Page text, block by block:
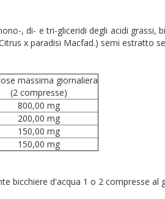
, di- e tri-gliceridi degli acidi
x paradisi Macfad.) semi estratto
massima giornaliera
(2 compresse)
800,00 mg
200,00 mg
150,00 mg
150,00 mg
bicchiere d'acqua 1 o 2 compresse al